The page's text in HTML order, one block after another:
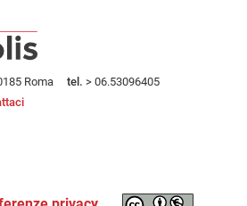
Roma tel. > 06.53096405